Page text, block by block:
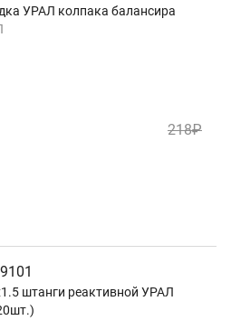
УРАЛ колпака балансира
218₽
штанги реактивной УРАЛ